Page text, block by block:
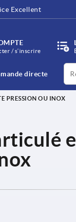
Excellent
/ s’inscrire
directe
PRESSION OU INOX